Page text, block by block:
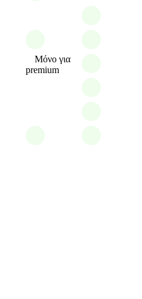
Μόνο για
premium